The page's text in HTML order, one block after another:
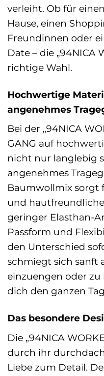
verleiht. Ob für
Hause, einen
Freundinnen oder
Date – die „94NICA
richtige Wahl.
Hochwertige
angenehmes
Bei der „94NICA
GANG auf
nicht nur langlebig
angenehmes
Baumwollmix sorgt
und
geringer Elasthan-
Passform und
den Unterschied
schmiegt sich sanft
einzuengen oder zu
dich den ganzen
Das besondere
Die „94NICA
durch ihr
Liebe zum Detail.